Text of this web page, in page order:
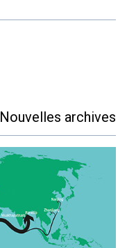
Nouvelles archives